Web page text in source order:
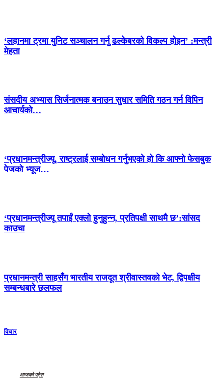
‘लहानमा ट्रमा युनिट सञ्चालन गर्नु ढल्केबरको विकल्प होइन’ :मन्त्री
मेहता
संसदीय अभ्यास सिर्जनात्मक बनाउन सुधार समिति गठन गर्न विपिन
आचार्यको…
‘प्रधानमन्त्रीज्यू, राष्ट्रलाई सम्बोधन गर्नुभएको हो कि आफ्नो फेसबुक
पेजको भ्यूज…
‘प्रधानमन्त्रीज्यू तपाईं एक्लो हुनुहुन्न, प्रतिपक्षी साथमै छ’:सांसद
काउचा
प्रधानमन्त्री साहसँग भारतीय राजदूत श्रीवास्तवको भेट, द्विपक्षीय
सम्बन्धबारे छलफल
विचार
आजको प्रेस